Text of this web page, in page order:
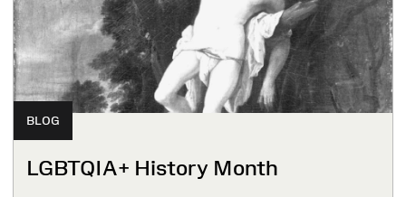
BLOG
LGBTQIA+ History Month